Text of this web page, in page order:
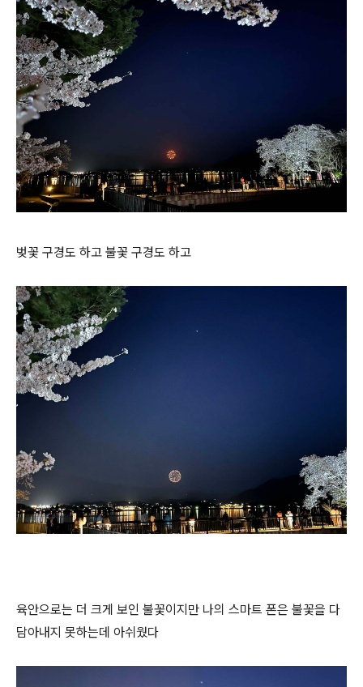
벚꽃 구경도 하고 불꽃 구경도 하고
육안으로는 더 크게 보인 불꽃이지만 나의 스마트 폰은 불꽃을 다
담아내지 못하는데 아쉬웠다